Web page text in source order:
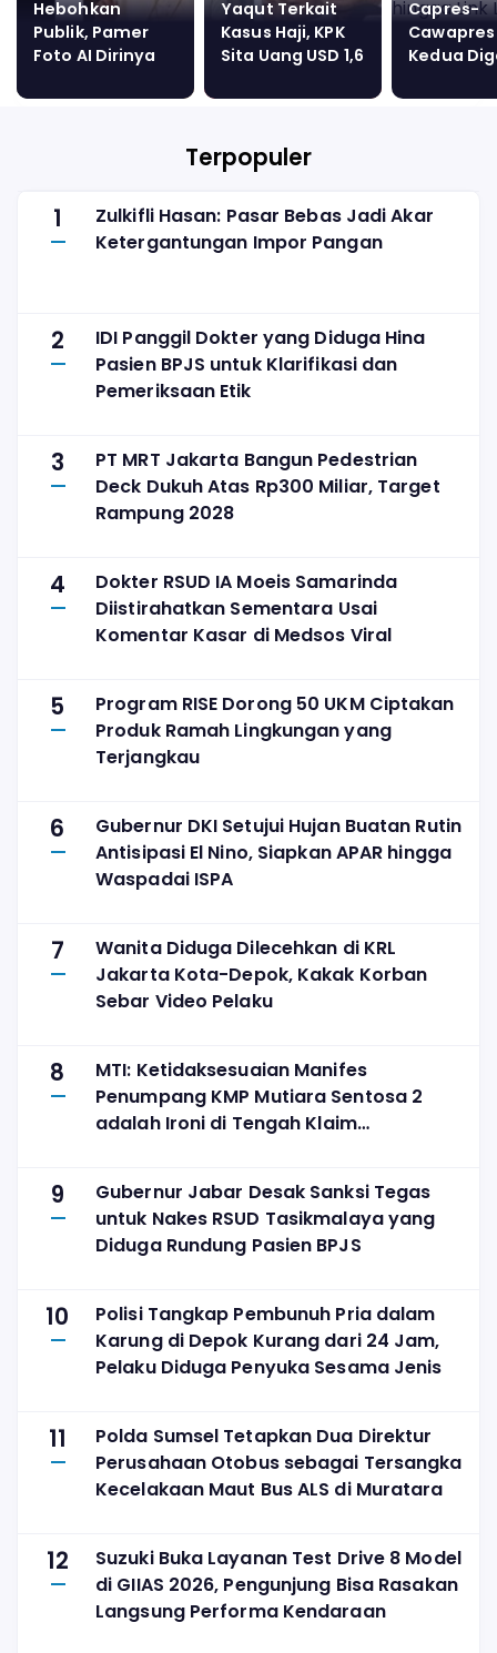
Hebohkan
Publik, Pamer
Foto AI Dirinya
Yaqut Terkait
Kasus Haji, KPK
Sita Uang USD 1,6
Properti
Capres-
Kedua
Tema
Terpopuler
1
Zulkifli Hasan: Pasar Bebas Jadi Akar
Ketergantungan Impor Pangan
2
IDI Panggil Dokter yang Diduga Hina
Pasien BPJS untuk Klarifikasi dan
Pemeriksaan Etik
3
PT MRT Jakarta Bangun Pedestrian
Deck Dukuh Atas Rp300 Miliar, Target
Rampung 2028
4
Dokter RSUD IA Moeis Samarinda
Diistirahatkan Sementara Usai
Komentar Kasar di Medsos Viral
5
Program RISE Dorong 50 UKM Ciptakan
Produk Ramah Lingkungan yang
Terjangkau
6
Gubernur DKI Setujui Hujan Buatan Rutin
Antisipasi El Nino, Siapkan APAR hingga
Waspadai ISPA
7
Wanita Diduga Dilecehkan di KRL
Jakarta Kota-Depok, Kakak Korban
Sebar Video Pelaku
8
MTI: Ketidaksesuaian Manifes
Penumpang KMP Mutiara Sentosa 2
adalah Ironi di Tengah Klaim
9
Gubernur Jabar Desak Sanksi Tegas
untuk Nakes RSUD Tasikmalaya yang
Diduga Rundung Pasien BPJS
10
Polisi Tangkap Pembunuh Pria dalam
Karung di Depok Kurang dari 24 Jam,
Pelaku Diduga Penyuka Sesama Jenis
11
Polda Sumsel Tetapkan Dua Direktur
Perusahaan Otobus sebagai Tersangka
Kecelakaan Maut Bus ALS di Muratara
12
Suzuki Buka Layanan Test Drive 8 Model
di GIIAS 2026, Pengunjung Bisa Rasakan
Langsung Performa Kendaraan